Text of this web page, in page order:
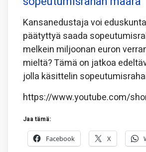
Kansanedustaja voi
päätyttyä saada
melkein miljoonan euron
mieltä? Tämä on jatkoa
jolla käsittelin
https://www.youtube.com/
Jaa tämä:
Facebook X